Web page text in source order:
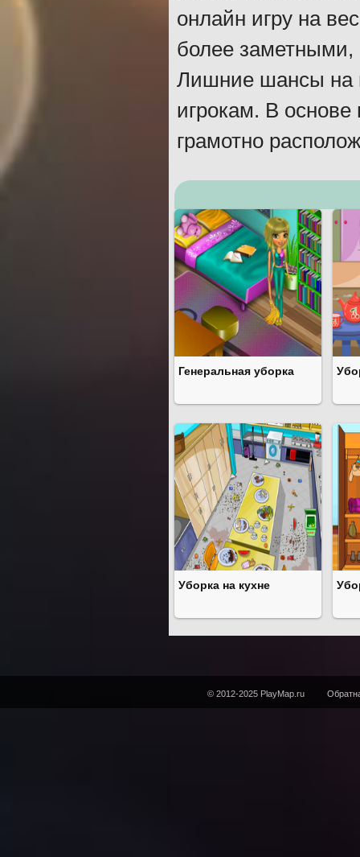
онлайн игру на
более заметными,
Лишние шансы на
игрокам. В основе
грамотно
Генеральная уборка
Уборка на кухне
© 2012-2025 PlayMap.ru